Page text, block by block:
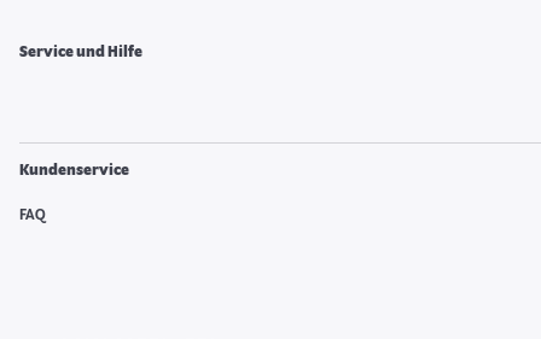
Service und Hilfe
Kundenservice
FAQ